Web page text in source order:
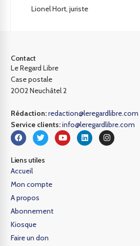
Lionel Hort, juriste
Contact
Le Regard Libre
Case postale
2002 Neuchâtel 2
Rédaction:redaction@leregardlibre.com
Service clients:info@leregardlibre.com
Liens utiles
Accueil
Mon compte
A propos
Abonnement
Kiosque
Faire un don